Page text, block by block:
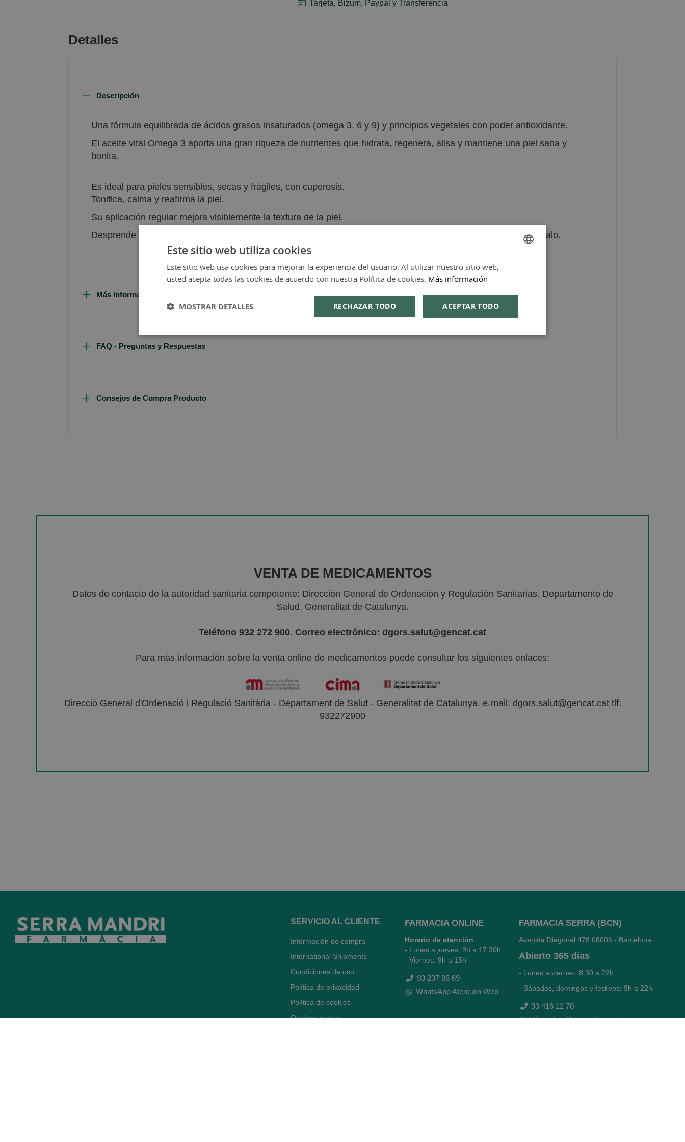
Tarjeta, Bizum, Paypal y Transferencia
Detalles
Descripción
Una fórmula equilibrada de ácidos grasos insaturados (omega 3, 6 y 9) y principios vegetales con poder antioxidante.
El aceite vital Omega 3 aporta una gran riqueza de nutrientes que hidrata, regenera, alisa y mantiene una piel sana y
bonita.
Es ideal para pieles sensibles, secas y frágiles, con cuperosis.
Tonifica, calma y reafirma la piel.
Su aplicación regular mejora visiblemente la textura de la piel.
Desprende un aroma exótico gracias a las esencias del pachuli, del olíbano y de las notas amaderadas de sándalo.
Más Información
FAQ - Preguntas y Respuestas
Consejos de Compra Producto
VENTA DE MEDICAMENTOS
Datos de contacto de la autoridad sanitaria competente: Dirección General de Ordenación y Regulación Sanitarias. Departamento de
Salud. Generalitat de Catalunya.
Teléfono 932 272 900. Correo electrónico: dgors.salut@gencat.cat
Para más información sobre la venta online de medicamentos puede consultar los siguientes enlaces:
Direcció General d'Ordenació i Regulació Sanitària - Departament de Salut - Generalitat de Catalunya. e-mail: dgors.salut@gencat.cat tlf:
932272900
SERVICIO AL CLIENTE
Información de compra
International Shipments
Condiciones de uso
Política de privacidad
Política de cookies
Quiénes somos
FARMACIA ONLINE
Horario de atención:
- Lunes a jueves: 9h a 17.30h
- Viernes: 9h a 15h
93 237 88 69
WhatsApp Atención Web
FARMACIA SERRA (BCN)
Avenida Diagonal 478 08006 - Barcelona
Abierto 365 días
- Lunes a viernes: 8.30 a 22h
- Sábados, domingos y festivos: 9h a 22h
93 416 12 70
WhatsApp Pedidos Farmacia
Este sitio web utiliza cookies
Este sitio web usa cookies para mejorar la experiencia del usuario. Al utilizar nuestro sitio web,
usted acepta todas las cookies de acuerdo con nuestra Política de cookies. Más información
ACEPTAR TODO
RECHAZAR TODO
MOSTRAR DETALLES